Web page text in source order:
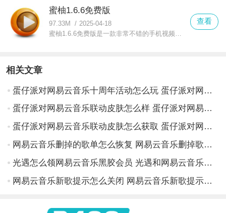
蜜柚1.6.6免费版
97.33M / 2025-04-18
查看
相关文章
蛋仔派对网易云音乐十周年活动怎么玩 蛋仔派对网易云音乐十周年活动介绍
蛋仔派对网易云音乐联动皮肤怎么样 蛋仔派对网易云音乐联动皮肤外观一览
蛋仔派对网易云音乐联动皮肤怎么获取 蛋仔派对网易云音乐联动皮肤一览
网易云音乐删掉的歌单怎么恢复 网易云音乐删掉歌单的恢复方法一览
光遇怎么领网易云音乐黑胶会员 光遇和网易云音乐联动活动怎么参加
网易云音乐新歌提示怎么关闭 网易云音乐新歌提示功能开关位置介绍